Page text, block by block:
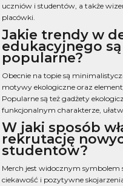
uczniów i studentów, a także
placówki.
Jakie trendy w
edukacyjnego
popularne?
Obecnie na topie są
motywy ekologiczne oraz
Popularne są też gadżety
funkcjonalnym charakterze,
W jaki sposób
rekrutację
studentów?
Merch jest widocznym symbolem
ciekawość i pozytywne